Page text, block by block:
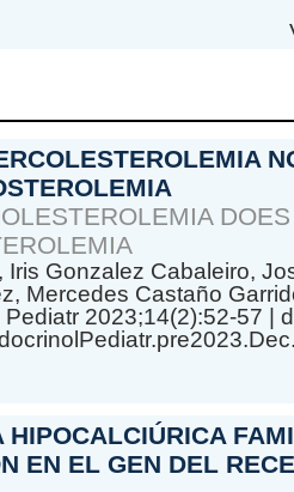
Iris Gonzalez Cabaleiro,
Mercedes Castaño
2023;14(2):52-57 |
HIPOCALCIÚRICA
EN EL GEN DEL